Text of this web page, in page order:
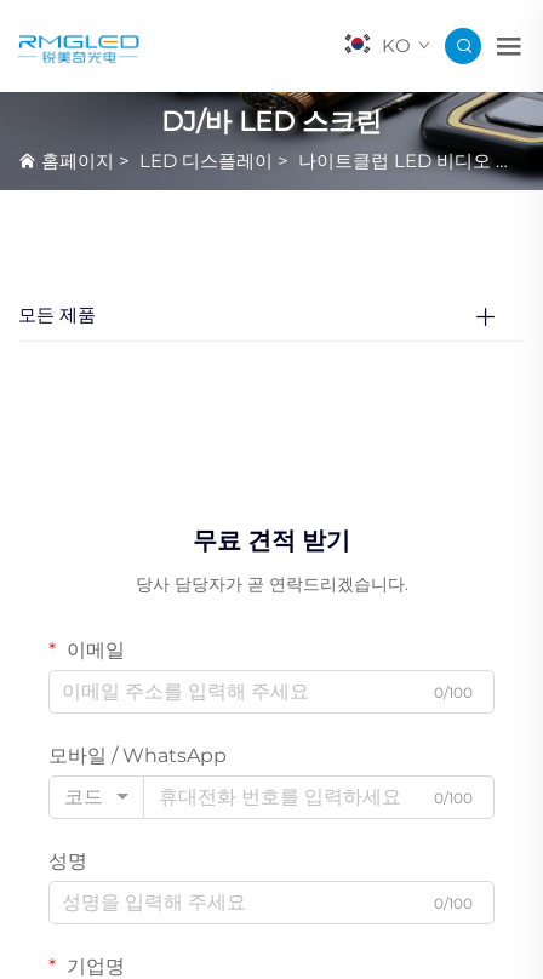
KO
DJ/바 LED 스크린
홈페이지 > LED 디스플레이 > 나이트클럽 LED 비디오 월
모든 제품
무료 견적 받기
당사 담당자가 곧 연락드리겠습니다.
이메일
0/100
모바일 / WhatsApp
코드
0/100
성명
0/100
기업명